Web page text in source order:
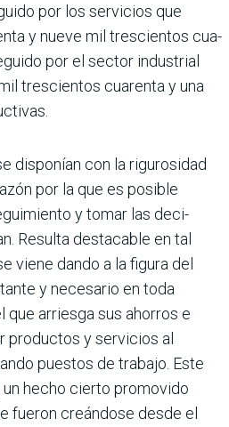
por los servicios que
y nueve mil trescientos cua­
por el sec­tor industrial
trescientos cuarenta y una
disponían con la rigurosidad
por la que es posible
y tomar las deci­
Resulta des­tacable en tal
viene dando a la figura del
y necesario en toda
que arriesga sus ahorros e
pro­ductos y servicios al
puestos de trabajo. Este
hecho cierto pro­movido
fueron creándose desde el